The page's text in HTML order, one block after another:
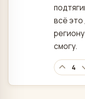
всё это
смогу.
4